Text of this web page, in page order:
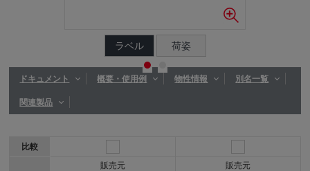
ラベル 荷姿
ドキュメント 概要・使用例 物性情報 別名一覧
関連製品
比較
販売元
販売元